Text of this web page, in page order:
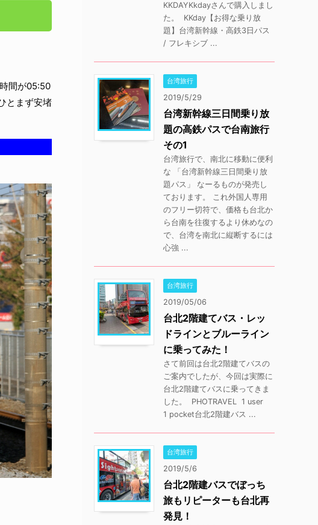
間が05:50
とまず安堵
KKDAYKkdayさんで購入しまし
た。 KKday【お得な乗り放
題】台湾新幹線・高鉄3日パス
/ フレキシブ ...
台湾旅行
2019/5/29
台湾新幹線三日間乗り放
題の高鉄パスで台南旅行
その1
台湾旅行で、南北に移動に便利
な 「台湾新幹線三日間乗り放
題パス」 なーるものが発売し
ております。 これ外国人専用
のフリー切符で、価格も台北か
ら台南を往復するより休めなの
で、台湾を南北に縦断するには
心強 ...
台湾旅行
2019/05/06
台北2階建てバス・レッ
ドラインとブルーライン
に乗ってみた！
さて前回は台北2階建てバスの
ご案内でしたが、今回は実際に
台北2階建てバスに乗ってきま
した。 PHOTRAVEL 1 user
1 pocket台北2階建バス ...
台湾旅行
2019/5/6
台北2階建バスでぼっち
旅もリピーターも台北再
発見！